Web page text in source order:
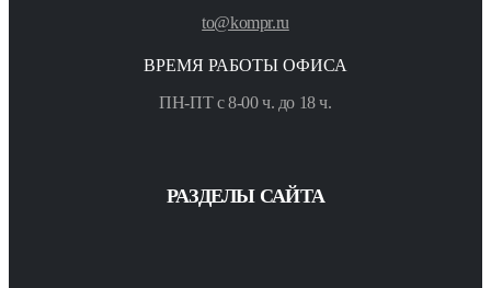
to@kompr.ru
ВРЕМЯ РАБОТЫ ОФИСА
ПН-ПТ с 8-00 ч. до 18 ч.
РАЗДЕЛЫ САЙТА